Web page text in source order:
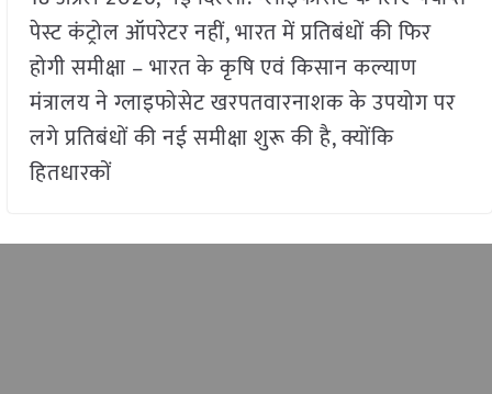
पेस्ट कंट्रोल ऑपरेटर नहीं, भारत में प्रतिबंधों की फिर
होगी समीक्षा – भारत के कृषि एवं किसान कल्याण
मंत्रालय ने ग्लाइफोसेट खरपतवारनाशक के उपयोग पर
लगे प्रतिबंधों की नई समीक्षा शुरू की है, क्योंकि
हितधारकों